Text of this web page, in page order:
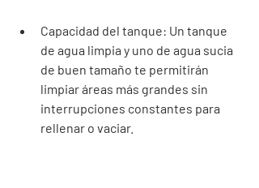
Capacidad del tanque: Un tanque
de agua limpia y uno de agua sucia
de buen tamaño te permitirán
limpiar áreas más grandes sin
interrupciones constantes para
rellenar o vaciar.